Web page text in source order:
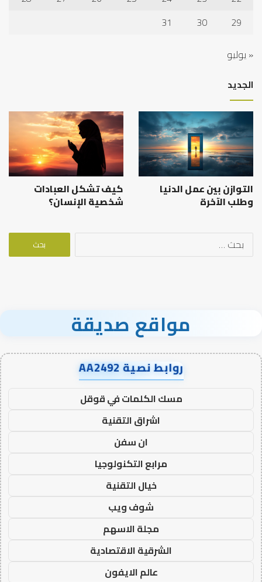
29
30
31
« يوليو
الجديد
التوازن بين عمل الدنيا
وطلب الآخرة
كيف تشكل العبادات
شخصية الإنسان؟
البحث
مواقع صديقة
روابط نصية AA2492
مسك الكلمات في قوقل
اشراق التقنية
ان سفن
مرابع التكنولوجيا
خيال التقنية
شوف ويب
مجلة الاسهم
الشرقية الاقتصادية
عالم الايفون